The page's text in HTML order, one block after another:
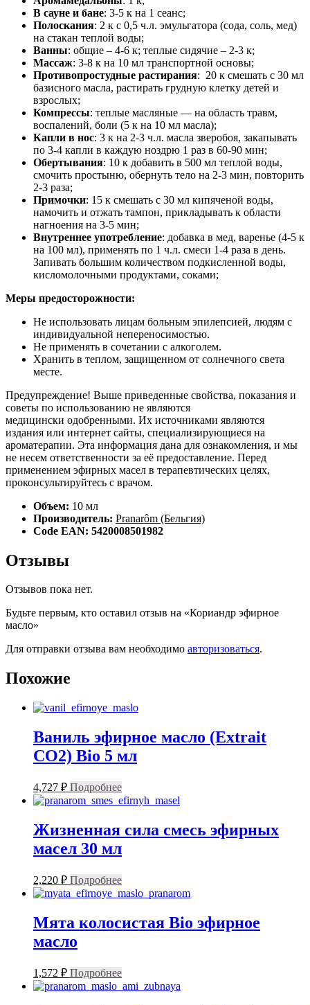
В сауне и бане: 3-5 к на 1 сеанс;
Полоскания: 2 к с 0,5 ч.л. эмульгатора (сода, соль, мед)
на стакан теплой воды;
Ванны: общие – 4-6 к; теплые сидячие – 2-3 к;
Массаж: 3-8 к на 10 мл транспортной основы;
Противопростудные растирания: 20 к смешать с 30 мл
базисного масла, растирать грудную клетку детей и
взрослых;
Компрессы: теплые масляные — на область травм,
воспалений, боли (5 к на 10 мл масла);
Капли в нос: 3 к на 2-3 ч.л. масла зверобоя, закапывать
по 3-4 капли в каждую ноздрю 1 раз в 60-90 мин;
Обертывания: 10 к добавить в 500 мл теплой воды,
смочить простыню, обернуть тело на 2-3 мин, повторить
2-3 раза;
Примочки: 15 к смешать с 30 мл кипяченой воды,
намочить и отжать тампон, прикладывать к области
нагноения на 3-5 мин;
Внутреннее употребление: добавка в мед, варенье (4-5 к
на 100 мл), применять по 1 ч.л. смеси 1-4 раза в день.
Запивать большим количеством подкисленной воды,
кисломолочными продуктами, соками;
Меры предосторожности:
Не использовать лицам больным эпилепсией, людям с
индивидуальной непереносимостью.
Не применять в сочетании с алкоголем.
Хранить в теплом, защищенном от солнечного света
месте.
Предупреждение! Выше приведенные свойства, показания и
советы по использованию не являются
медицински одобренными. Их источниками являются
издания или интернет сайты, специализирующиеся на
ароматерапии. Эта информация дана для ознакомления, и мы
не несем ответственности за её предоставление. Перед
применением эфирных масел в терапевтических целях,
проконсультируйтесь с врачом.
Объем: 10 мл
Производитель: Pranarôm (Бельгия)
Code EAN: 5420008501982
Отзывы
Отзывов пока нет.
Будьте первым, кто оставил отзыв на «Кориандр эфирное
масло»
Для отправки отзыва вам необходимо авторизоваться.
Похожие
Ваниль эфирное масло (Extrait
CO2) Bio 5 мл
4,727 ₽ Подробнее
Жизненная сила смесь эфирных
масел 30 мл
2,220 ₽ Подробнее
Мята колосистая Bio эфирное
масло
1,572 ₽ Подробнее